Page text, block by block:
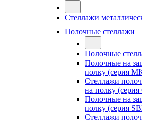
Стеллажи
Полочные стеллажи
Полочные
Полочные на
полку (серия
Стеллажи
на полку
Полочные на
полку (серия
Стеллажи